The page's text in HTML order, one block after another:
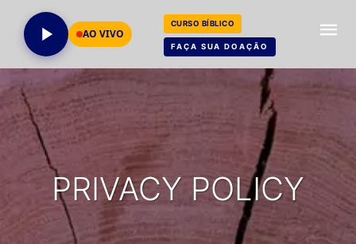
AO VIVO
CURSO BÍBLICO
FAÇA SUA DOAÇÃO
PRIVACY POLICY